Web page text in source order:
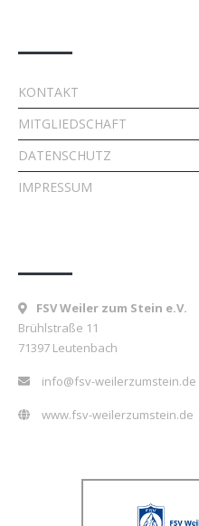
KONTAKT
MITGLIEDSCHAFT
DATENSCHUTZ
IMPRESSUM
FSV Weiler zum Stein e.V.
Brühlstraße 11
71397 Leutenbach
info@fsv-weilerzumstein.de
www.fsv-weilerzumstein.de